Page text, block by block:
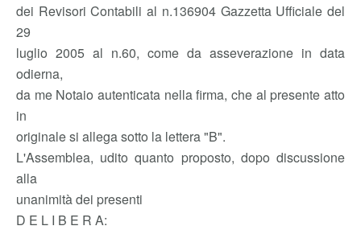
dei Revisori Contabili al n.136904 Gazzetta Ufficiale del
29
luglio 2005 al n.60, come da asseverazione in data
odierna,
da me Notaio autenticata nella firma, che al presente atto
in
originale si allega sotto la lettera "B".
L'Assemblea, udito quanto proposto, dopo discussione
alla
unanimità dei presenti
D E L I B E R A: